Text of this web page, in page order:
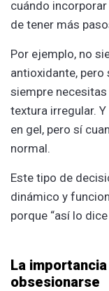
cuándo
de tener más
Por ejemplo, no
antioxidante, pero
siempre
textura irregular.
en gel, pero sí
normal.
Este tipo de
dinámico y
porque “así lo
La
obsesionarse